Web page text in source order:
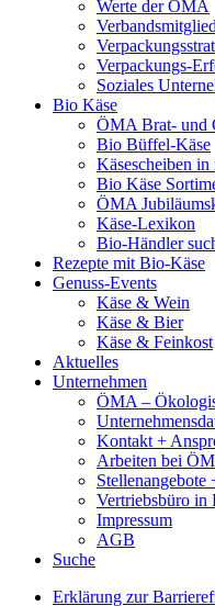
Werte der ÖMA
Verpackungs-
Soziales
Bio Käse
ÖMA Brat- und
Bio Büffel-Käse
Käsescheiben
Bio Käse
ÖMA
Käse-Lexikon
Bio-Händler
Rezepte mit Bio-Käse
Genuss-Events
Käse & Wein
Käse & Bier
Käse & Feinkost
Aktuelles
Unternehmen
ÖMA –
Kontakt +
Arbeiten bei
Stellenangebote
Vertriebsbüro in
Impressum
AGB
Suche
Erklärung zur